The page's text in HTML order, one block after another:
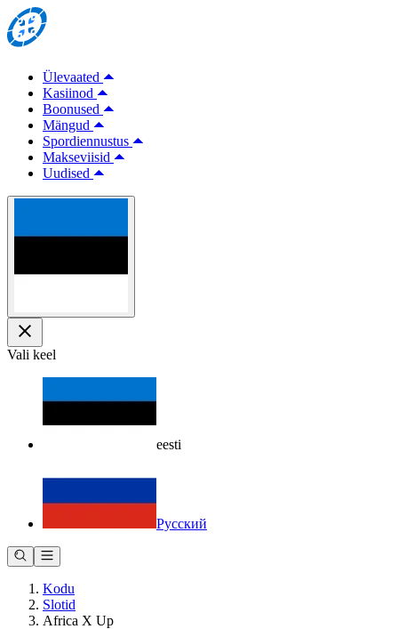
Ülevaated
Kasiinod
Boonused
Mängud
Spordiennustus
Makseviisid
Uudised
Vali keel
eesti
Русский
Kodu
Slotid
Africa X Up